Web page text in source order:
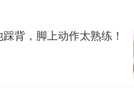
水县杏坪镇
背，脚上动作太熟练！